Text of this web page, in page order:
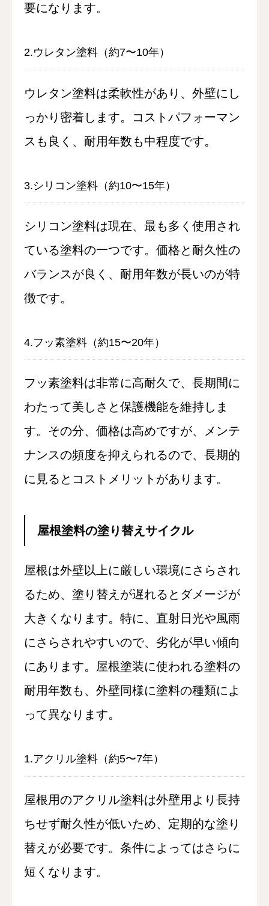
要になります。
2.ウレタン塗料（約7〜10年）
ウレタン塗料は柔軟性があり、外壁にし
っかり密着します。コストパフォーマン
スも良く、耐用年数も中程度です。
3.シリコン塗料（約10〜15年）
シリコン塗料は現在、最も多く使用され
ている塗料の一つです。価格と耐久性の
バランスが良く、耐用年数が長いのが特
徴です。
4.フッ素塗料（約15〜20年）
フッ素塗料は非常に高耐久で、長期間に
わたって美しさと保護機能を維持しま
す。その分、価格は高めですが、メンテ
ナンスの頻度を抑えられるので、長期的
に見るとコストメリットがあります。
屋根塗料の塗り替えサイクル
屋根は外壁以上に厳しい環境にさらされ
るため、塗り替えが遅れるとダメージが
大きくなります。特に、直射日光や風雨
にさらされやすいので、劣化が早い傾向
にあります。屋根塗装に使われる塗料の
耐用年数も、外壁同様に塗料の種類によ
って異なります。
1.アクリル塗料（約5〜7年）
屋根用のアクリル塗料は外壁用より長持
ちせず耐久性が低いため、定期的な塗り
替えが必要です。条件によってはさらに
短くなります。